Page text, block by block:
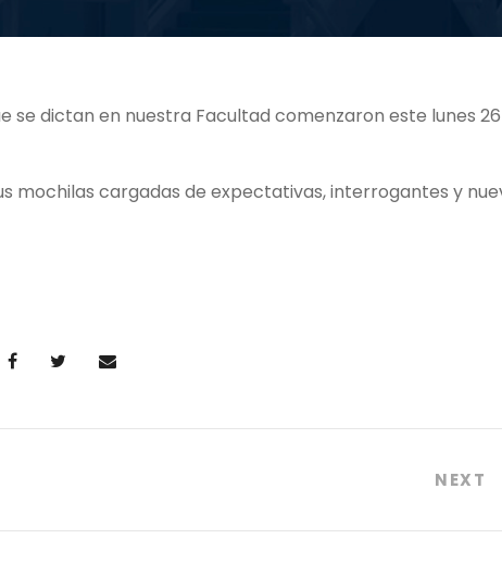
se dictan en nuestra Facultad comenzaron este lunes
mochilas cargadas de expectativas, interrogantes y
NEXT